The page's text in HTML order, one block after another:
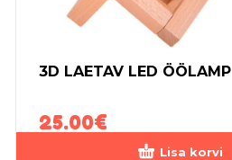
3D LAETAV LED ÖÖLAMP
25.00€
Lisa korvi